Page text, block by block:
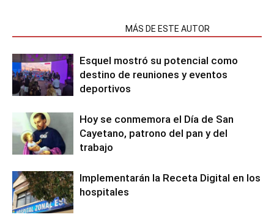
MÁS DE ESTE AUTOR
Esquel mostró su potencial como
destino de reuniones y eventos
deportivos
Hoy se conmemora el Día de San
Cayetano, patrono del pan y del
trabajo
Implementarán la Receta Digital en los
hospitales